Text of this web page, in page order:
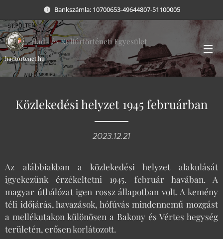
Bankszámla: 10700653-49644807-51100005
Had- és Kultúrtörténeti Egyesület
hadtortenet.hu
Közlekedési helyzet 1945 februárban
2023.12.21
Az alábbiakban a közlekedési helyzet alakulását
igyekezünk érzékeltetni 1945. február havában. A
magyar úthálózat igen rossz állapotban volt. A kemény
téli időjárás, havazások, hófúvás mindennemű mozgást
a mellékutakon különösen a Bakony és Vértes hegység
területén, erősen korlátozott.